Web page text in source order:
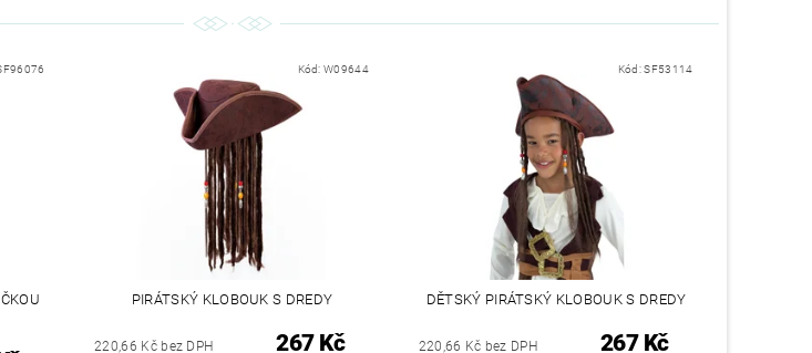
Kód:W09644
PIRÁTSKÝ KLOBOUK S DREDY
220,66 Kč bez DPH 267 Kč
Kód:SF53114
DĚTSKÝ PIRÁTSKÝ KLOBOUK S DREDY
220,66 Kč bez DPH 267 Kč